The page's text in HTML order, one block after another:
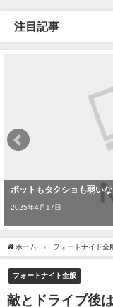
注目記事
ボットもタクショも弱い
2025年4月17日
ホーム フォートナイト全
フォートナイト全般
敵とドライブ後